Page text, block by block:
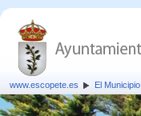
www.escopete.es El Municipio